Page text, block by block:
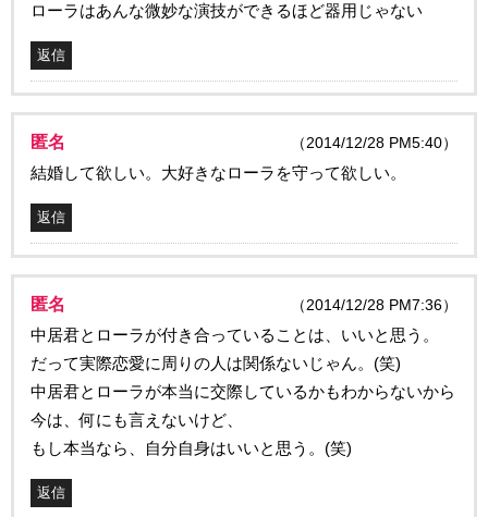
ローラはあんな微妙な演技ができるほど器用じゃない
返信
匿名 （2014/12/28 PM5:40）
結婚して欲しい。大好きなローラを守って欲しい。
返信
匿名 （2014/12/28 PM7:36）
中居君とローラが付き合っていることは、いいと思う。
だって実際恋愛に周りの人は関係ないじゃん。(笑)
中居君とローラが本当に交際しているかもわからないから
今は、何にも言えないけど、
もし本当なら、自分自身はいいと思う。(笑)
返信